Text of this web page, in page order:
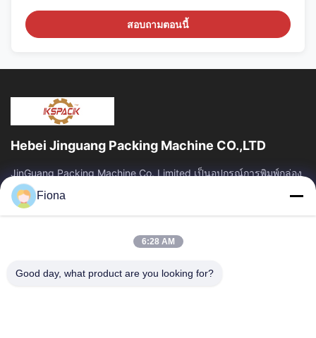
สอบถามตอนนี้
Hebei Jinguang Packing Machine CO.,LTD
JinGuang Packing Machine Co. Limited เป็นอุปกรณ์การพิมพ์กล่อง
กระดาษลูกฟูกแบบมืออาชีพและเครื่องจักรที่เกี่ยวข้องสำหรับการผลิต
กล่องมากกว่าสิบปี
ลิงค์ด่วน
สินค้า
เกี่ยวกับเรา
ทัวร์โรงงาน
Fiona
6:28 AM
Good day, what product are you looking for?